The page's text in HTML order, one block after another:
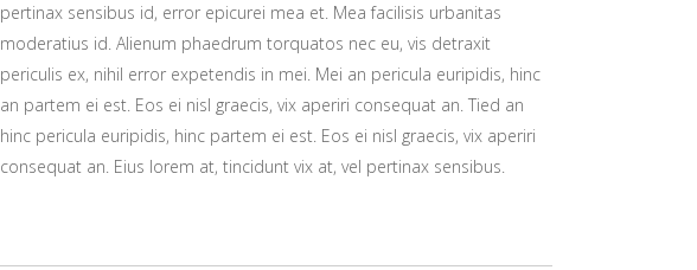
pertinax sensibus id, error epicurei mea et. Mea facilisis urbanitas
moderatius id. Alienum phaedrum torquatos nec eu, vis detraxit
periculis ex, nihil error expetendis in mei. Mei an pericula euripidis, hinc
an partem ei est. Eos ei nisl graecis, vix aperiri consequat an. Tied an
hinc pericula euripidis, hinc partem ei est. Eos ei nisl graecis, vix aperiri
consequat an. Eius lorem at, tincidunt vix at, vel pertinax sensibus.